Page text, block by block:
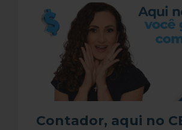
Contador, aqui no